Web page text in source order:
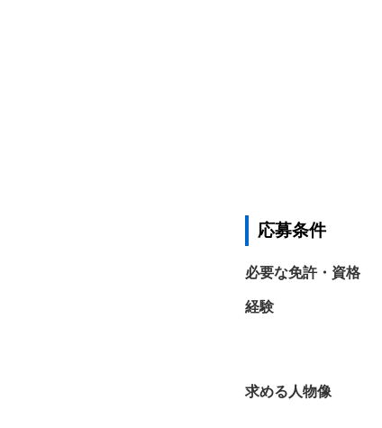
応募条件
必要な免許・資格
経験
求める人物像